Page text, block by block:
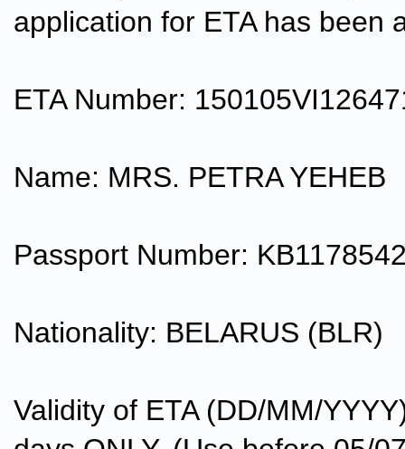
application for ETA has been
ETA Number:
Name: MRS. PETRA YEHEB
Passport Number:
Nationality: BELARUS (BLR)
Validity of ETA (DD/MM/